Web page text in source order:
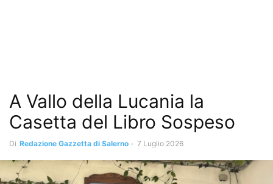
A Vallo della Lucania la
Casetta del Libro Sospeso
Di Redazione Gazzetta di Salerno - 7 Luglio 2026